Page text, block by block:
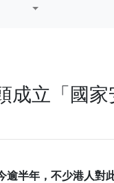
成立「
半年，不少港人對